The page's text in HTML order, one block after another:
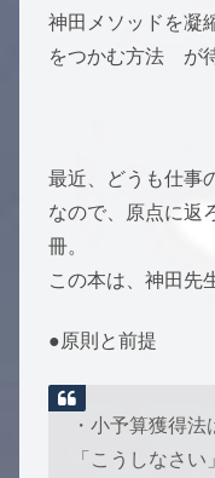
神田メソッドを凝
をつかむ方法 が
最近、どうも仕事
なので、原点に返
冊。
この本は、神田先
●原則と前提
・小予算獲得法
「こうしなさ